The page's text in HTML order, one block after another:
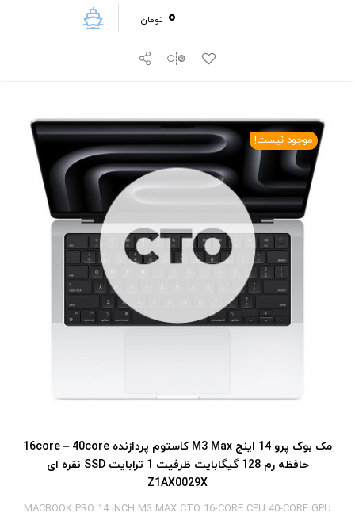
0 تومان
موجود نیست!
مک بوک پرو 14 اینچ M3 Max کاستوم پردازنده 16core – 40core
حافظه رم 128 گیگابایت ظرفیت 1 ترابایت SSD نقره ای
Z1AX0029X
MACBOOK PRO 14 INCH M3 MAX CTO 16-CORE CPU 40-CORE GPU